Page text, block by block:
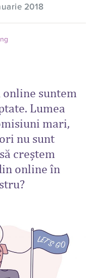
2018
suntem
Lumea
mari,
nu sunt
creștem
online în